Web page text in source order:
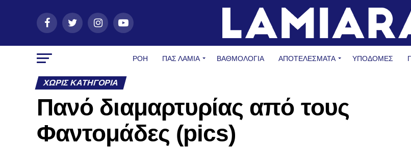
ΡΟΗ ΠΑΣ ΛΑΜΊΑ ΒΑΘΜΟΛΟΓΙΑ ΑΠΟΤΕΛΕΣΜΑΤΑ ΥΠΟΔΟΜΈΣ
ΧΩΡΊΣ ΚΑΤΗΓΟΡΊΑ
Πανό διαμαρτυρίας από τους
Φαντομάδες (pics)